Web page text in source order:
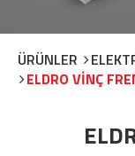
ÜRÜNLER
ELDRO VİNÇ